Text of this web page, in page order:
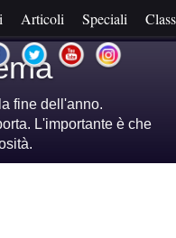
Articoli Speciali
fine dell'anno.
L'importante è che